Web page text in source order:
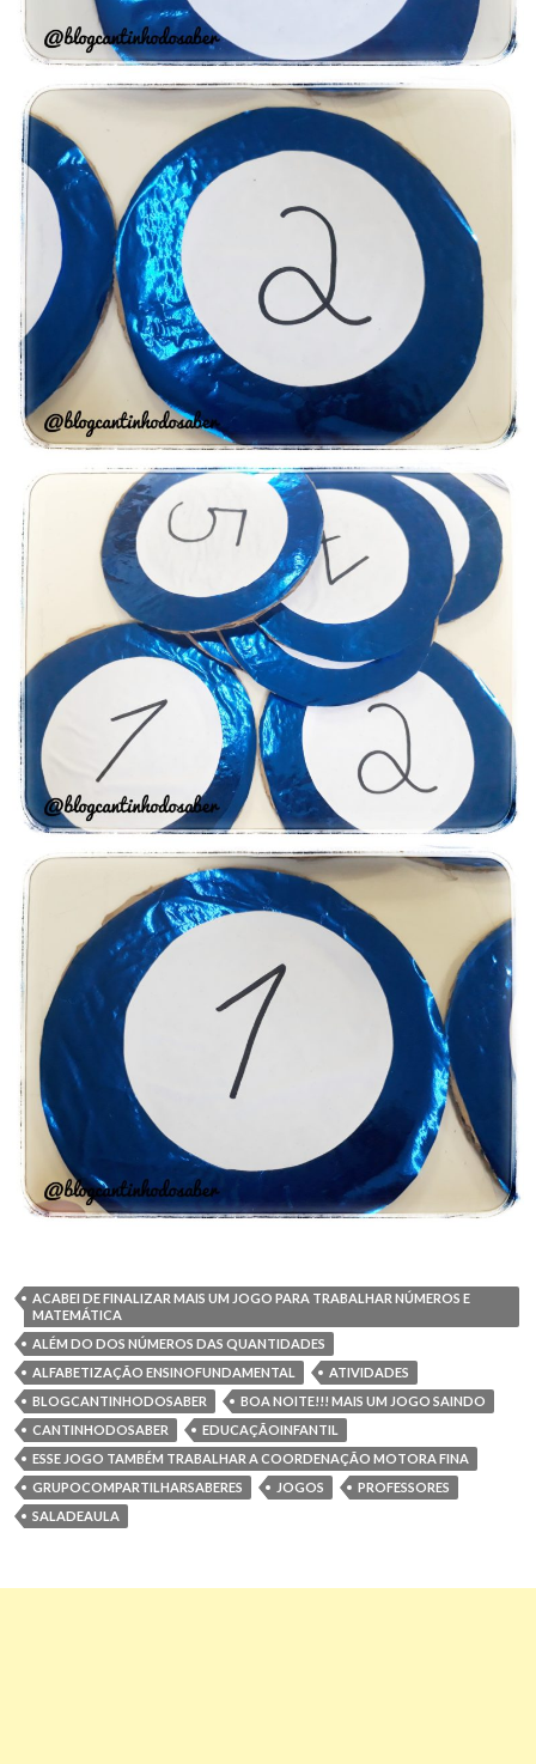
ACABEI DE FINALIZAR MAIS UM JOGO PARA TRABALHAR NÚMEROS E
MATEMÁTICA
ALÉM DO DOS NÚMEROS DAS QUANTIDADES
ALFABETIZAÇÃO ENSINOFUNDAMENTAL
ATIVIDADES
BLOGCANTINHODOSABER
BOA NOITE!!! MAIS UM JOGO SAINDO
CANTINHODOSABER
EDUCAÇÃOINFANTIL
ESSE JOGO TAMBÉM TRABALHAR A COORDENAÇÃO MOTORA FINA
GRUPOCOMPARTILHARSABERES
JOGOS
PROFESSORES
SALADEAULA